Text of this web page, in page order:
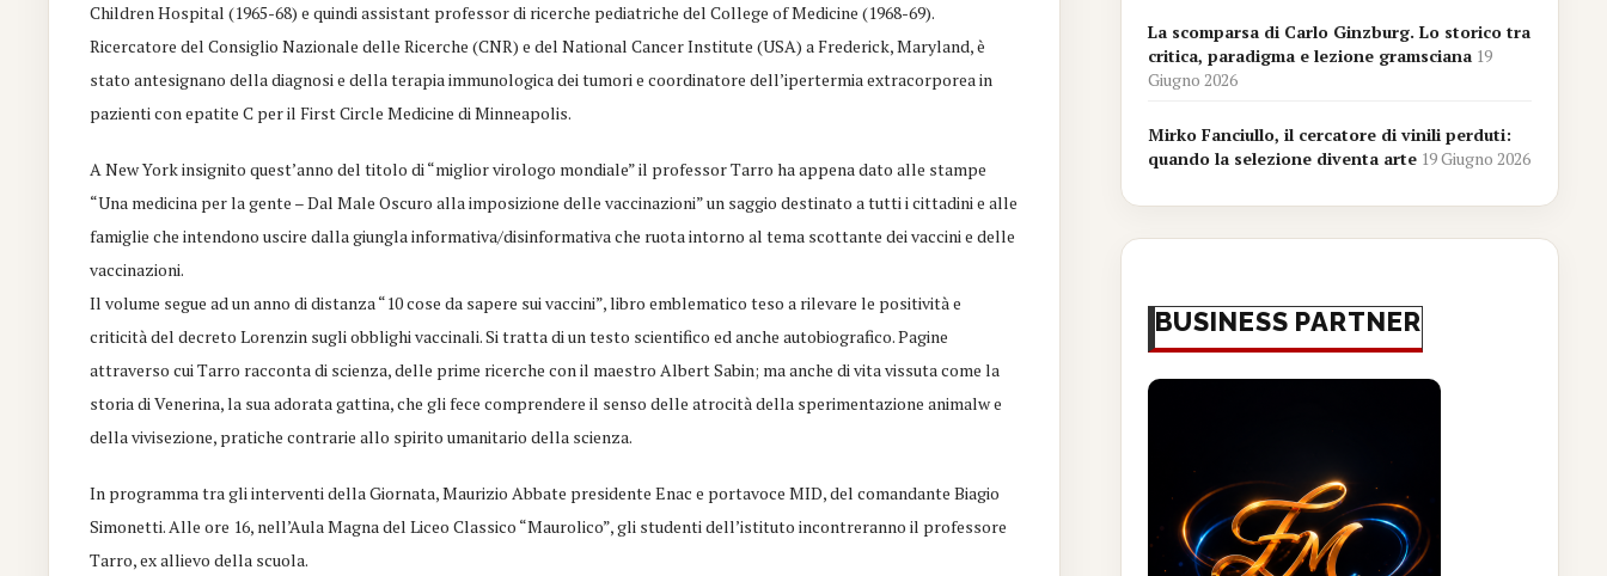
Children Hospital (1965-68) e quindi assistant professor di ricerche pediatriche del College of Medicine (1968-69).
Ricercatore del Consiglio Nazionale delle Ricerche (CNR) e del National Cancer Institute (USA) a Frederick, Maryland, è
stato antesignano della diagnosi e della terapia immunologica dei tumori e coordinatore dell’ipertermia extracorporea in
pazienti con epatite C per il First Circle Medicine di Minneapolis.
A New York insignito quest’anno del titolo di “miglior virologo mondiale” il professor Tarro ha appena dato alle stampe
“Una medicina per la gente – Dal Male Oscuro alla imposizione delle vaccinazioni” un saggio destinato a tutti i cittadini e alle
famiglie che intendono uscire dalla giungla informativa/disinformativa che ruota intorno al tema scottante dei vaccini e delle
vaccinazioni.
Il volume segue ad un anno di distanza “10 cose da sapere sui vaccini”, libro emblematico teso a rilevare le positività e
criticità del decreto Lorenzin sugli obblighi vaccinali. Si tratta di un testo scientifico ed anche autobiografico. Pagine
attraverso cui Tarro racconta di scienza, delle prime ricerche con il maestro Albert Sabin; ma anche di vita vissuta come la
storia di Venerina, la sua adorata gattina, che gli fece comprendere il senso delle atrocità della sperimentazione animalw e
della vivisezione, pratiche contrarie allo spirito umanitario della scienza.
In programma tra gli interventi della Giornata, Maurizio Abbate presidente Enac e portavoce MID, del comandante Biagio
Simonetti. Alle ore 16, nell’Aula Magna del Liceo Classico “Maurolico”, gli studenti dell’istituto incontreranno il professore
Tarro, ex allievo della scuola.
La scomparsa di Carlo Ginzburg. Lo storico tra
critica, paradigma e lezione gramsciana 19
Giugno 2026
Mirko Fanciullo, il cercatore di vinili perduti:
quando la selezione diventa arte 19 Giugno 2026
BUSINESS PARTNER